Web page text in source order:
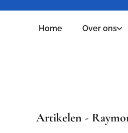
Home Over ons
Artikelen -